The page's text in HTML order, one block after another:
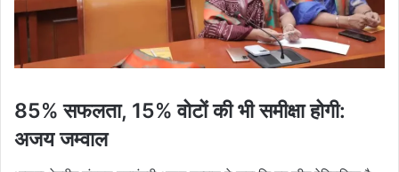
85% सफलता, 15% वोटों की भी समीक्षा होगी:
अजय जम्वाल